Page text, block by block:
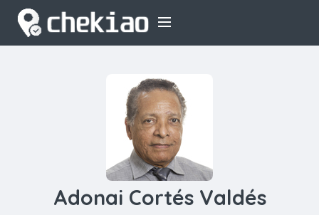
Adonai Cortés Valdés